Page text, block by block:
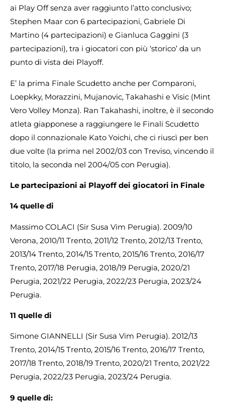
ai Play Off senza aver raggiunto l’atto conclusivo;
Stephen Maar con 6 partecipazioni, Gabriele Di
Martino (4 partecipazioni) e Gianluca Gaggini (3
partecipazioni), tra i giocatori con più ‘storico’ da un
punto di vista dei Playoff.
E’ la prima Finale Scudetto anche per Comparoni,
Loepkky, Morazzini, Mujanovic, Takahashi e Visic (Mint
Vero Volley Monza). Ran Takahashi, inoltre, è il secondo
atleta giapponese a raggiungere le Finali Scudetto
dopo il connazionale Kato Yoichi, che ci riuscì per ben
due volte (la prima nel 2002/03 con Treviso, vincendo il
titolo, la seconda nel 2004/05 con Perugia).
Le partecipazioni ai Playoff dei giocatori in Finale
14 quelle di
Massimo COLACI (Sir Susa Vim Perugia). 2009/10
Verona, 2010/11 Trento, 2011/12 Trento, 2012/13 Trento,
2013/14 Trento, 2014/15 Trento, 2015/16 Trento, 2016/17
Trento, 2017/18 Perugia, 2018/19 Perugia, 2020/21
Perugia, 2021/22 Perugia, 2022/23 Perugia, 2023/24
Perugia.
11 quelle di
Simone GIANNELLI (Sir Susa Vim Perugia). 2012/13
Trento, 2014/15 Trento, 2015/16 Trento, 2016/17 Trento,
2017/18 Trento, 2018/19 Trento, 2020/21 Trento, 2021/22
Perugia, 2022/23 Perugia, 2023/24 Perugia.
9 quelle di: